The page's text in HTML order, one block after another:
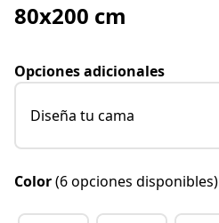
80x200 cm
Opciones adicionales
Diseña tu cama
Color(6 opciones disponibles)